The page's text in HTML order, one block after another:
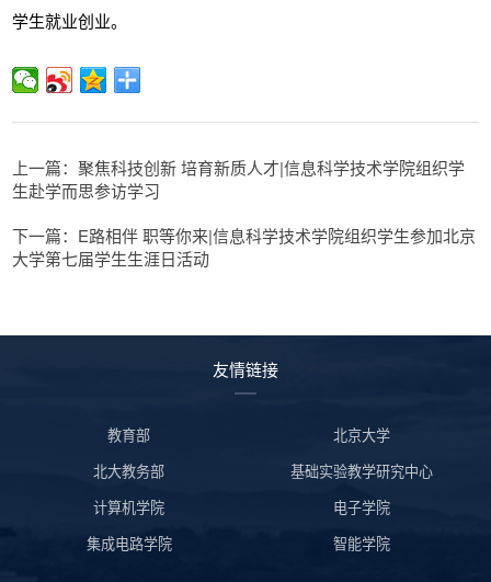
学生就业创业。
上一篇：聚焦科技创新 培育新质人才|信息科学技术学院组织学
生赴学而思参访学习
下一篇：E路相伴 职等你来|信息科学技术学院组织学生参加北京
大学第七届学生生涯日活动
友情链接
教育部
北京大学
北大教务部
基础实验教学研究中心
计算机学院
电子学院
集成电路学院
智能学院